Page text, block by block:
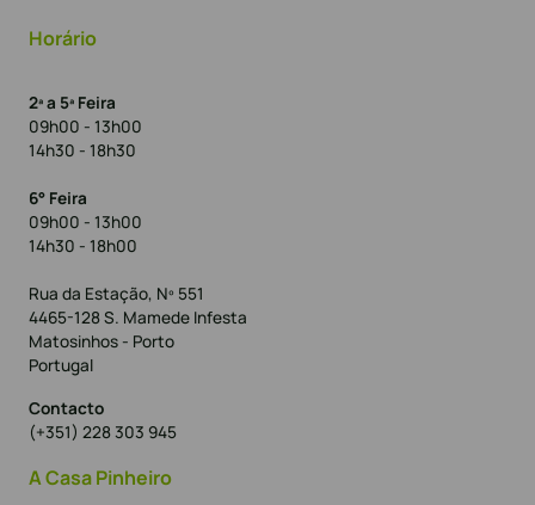
Horário
2ª a 5ª Feira
09h00 - 13h00
14h30 - 18h30
6° Feira
09h00 - 13h00
14h30 - 18h00
Rua da Estação, Nº 551
4465-128 S. Mamede Infesta
Matosinhos - Porto
Portugal
Contacto
(+351) 228 303 945
A Casa Pinheiro